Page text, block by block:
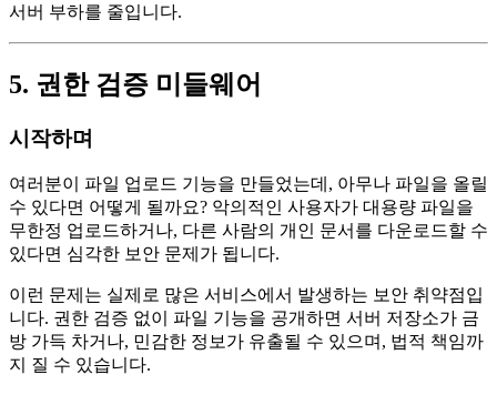
서버 부하를 줄입니다.
5. 권한 검증 미들웨어
시작하며
여러분이 파일 업로드 기능을 만들었는데, 아무나 파일을 올릴
수 있다면 어떻게 될까요? 악의적인 사용자가 대용량 파일을
무한정 업로드하거나, 다른 사람의 개인 문서를 다운로드할 수
있다면 심각한 보안 문제가 됩니다.
이런 문제는 실제로 많은 서비스에서 발생하는 보안 취약점입
니다. 권한 검증 없이 파일 기능을 공개하면 서버 저장소가 금
방 가득 차거나, 민감한 정보가 유출될 수 있으며, 법적 책임까
지 질 수 있습니다.